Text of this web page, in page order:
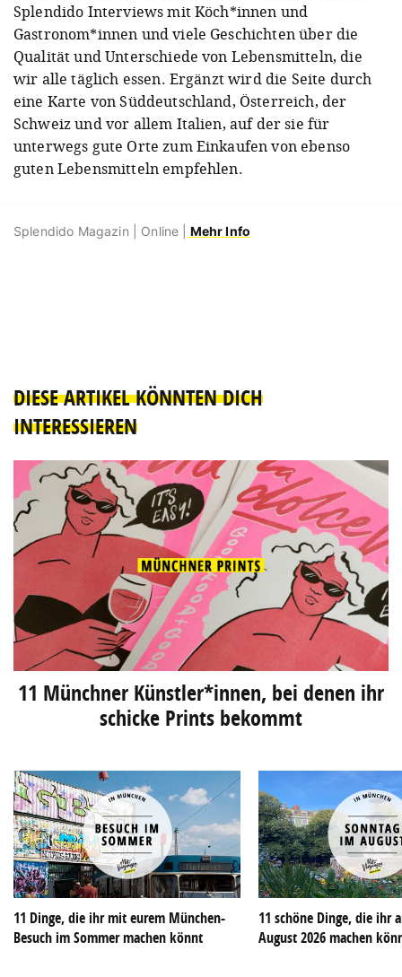
Splendido Interviews mit Köch*innen und
Gastronom*innen und viele Geschichten über die
Qualität und Unterschiede von Lebensmitteln, die
wir alle täglich essen. Ergänzt wird die Seite durch
eine Karte von Süddeutschland, Österreich, der
Schweiz und vor allem Italien, auf der sie für
unterwegs gute Orte zum Einkaufen von ebenso
guten Lebensmitteln empfehlen.
Splendido Magazin | Online | Mehr Info
DIESE ARTIKEL KÖNNTEN DICH
INTERESSIEREN
11 Münchner Künstler*innen, bei denen ihr
schicke Prints bekommt
11 Dinge, die ihr mit eurem München-
Besuch im Sommer machen könnt
11 schöne Dinge, die ihr
August 2026 machen